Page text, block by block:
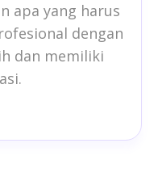
apa yang harus
dengan
dan memiliki